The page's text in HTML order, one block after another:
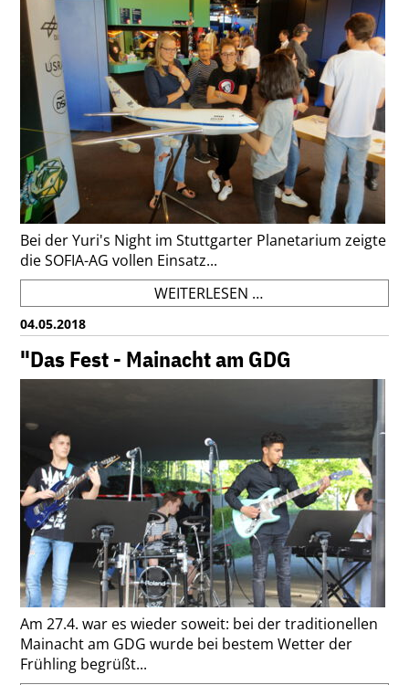
Bei der Yuri's Night im Stuttgarter Planetarium zeigte
die SOFIA-AG vollen Einsatz...
WEITERLESEN …SOFIA-
AG
BEI
DER
YURI'S
04.05.2018
"Das Fest - Mainacht am GDG
Am 27.4. war es wieder soweit: bei der traditionellen
Mainacht am GDG wurde bei bestem Wetter der
Frühling begrüßt...